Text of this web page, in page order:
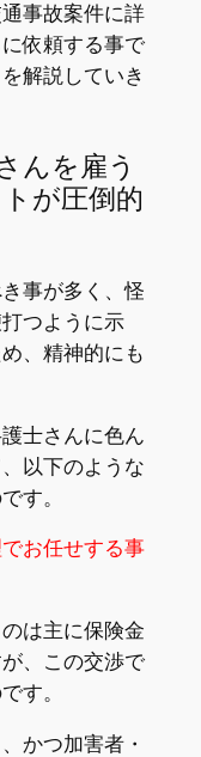
事故案件に詳
依頼する事で
解説していき
んを雇う
が圧倒的
事が多く、怪
つように示
、精神的にも
士さんに色ん
以下のような
す。
お任せする事
は主に保険金
、この交渉で
す。
かつ加害者・